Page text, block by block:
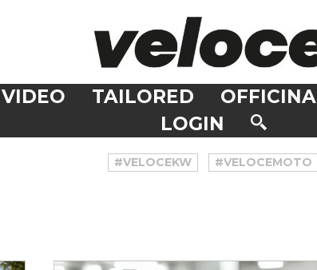
VIDEO TAILORED OFFICINA
LOGIN
#VELOCEKW #VELOCEMOTO